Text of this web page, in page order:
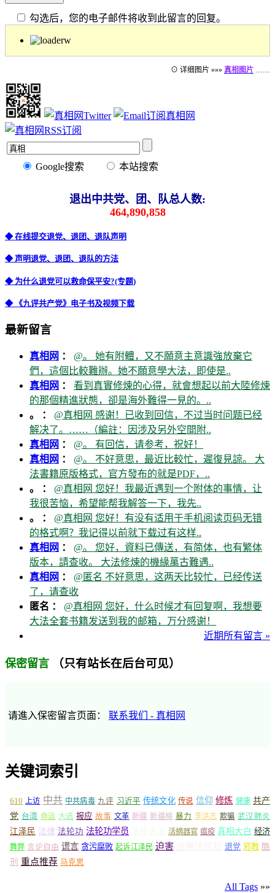
勾选后，您的电子邮件将收到此留言的回复。
⊙ 详细图片 »»» 真相图片 ……
Google搜索 本站搜索
退出中共党、团、队总人数:
464,890,858
◆ 在线提交退党、退团、退队声明
◆ 声明退党、退团、退队的方法
◆ 为什么退党可以救命保平安?(专题)
◆ 《九评共产党》电子书及视频下载
最新留言
真相网 ： @。 她有附體，又不願意主意識強放棄它
們，這個比較難辦。她不願意學大法，即使是..
真相网 ： 看到真實修煉的心得，就會想起以前大陸修煉
的那個精進狀態，卻是海外難得一見的。..
。 ： @真相网 感谢！已收到回信，不过当时问题已经
解决了。……（編註：因涉及另外空間附..
真相网 ： @。 有回信，请参考，祝好！
真相网 ： @。 不好意思，最近比較忙，遲復見諒。 大
法書籍原版格式，官方發布的就是PDF，..
。 ： @真相网 您好！我最近遇到一个附体的事情，让
我很苦恼，希望能帮我解答一下，我先..
。 ： @真相网 您好！有没有适用于手机阅读页码无错
的格式啊？我记得以前就下载过有这样..
真相网 ： @。 您好，資料已傳送，有简体，也有繁体
版本，請查收。 大法修煉的機緣萬古難遇..
真相网 ： @匿名 不好意思，这两天比较忙，已经传送
了，请查收
匿名 ： @真相网 您好，什么时候才有回复啊，我想要
大法全套书籍发送到我的邮箱，万分感谢！
近期所有留言 »
保密留言 （只有站长在后台可见）
请進入保密留言页面： 联系我们 - 真相网
关键词索引
610 上访 中共 中共病毒 九评 习近平 传统文化 传说 信仰 修炼 健康 共产
党 台湾 命运 大选 报应 故事 文革 新疆 新疆棉 暴力 李洪志 欺骗 武汉肺炎
江泽民 法律 法轮功 法轮功学员 活摘器官 瘟疫 真相大白 经济
舞弊 言论自由 谎言 贪污腐败 起诉江泽民 迫害 退党 邪教 酷
刑 重点推荐 马克思
All Tags »»